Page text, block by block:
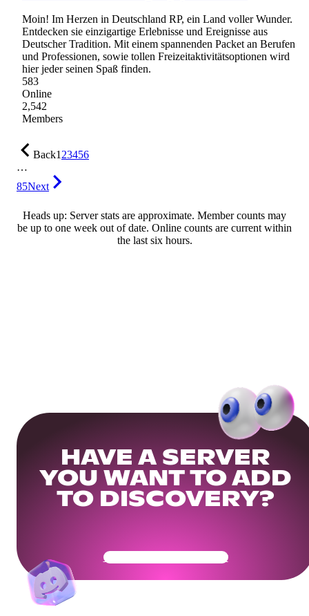
Moin! Im Herzen in Deutschland RP, ein Land voller Wunder.
Entdecken sie einzigartige Erlebnisse und Ereignisse aus
Deutscher Tradition. Mit einem spannenden Packet an Berufen
und Professionen, sowie tollen Freizeitaktivitätsoptionen wird
hier jeder seinen Spaß finden.
583
Online
2,542
Members
Back123456
…
85Next
Heads up: Server stats are approximate. Member counts may
be up to one week out of date. Online counts are current within
the last six hours.
HAVE A SERVER
YOU WANT TO ADD
TO DISCOVERY?
Get Your Community Ready